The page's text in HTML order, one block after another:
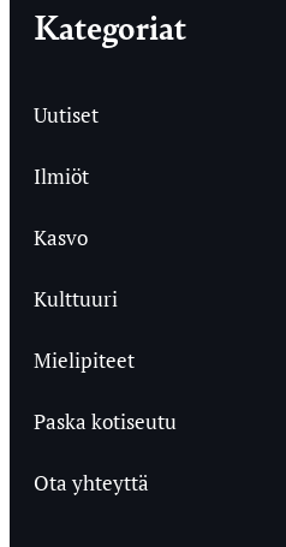
Kategoriat
Uutiset
Ilmiöt
Kasvo
Kulttuuri
Mielipiteet
Paska kotiseutu
Ota yhteyttä